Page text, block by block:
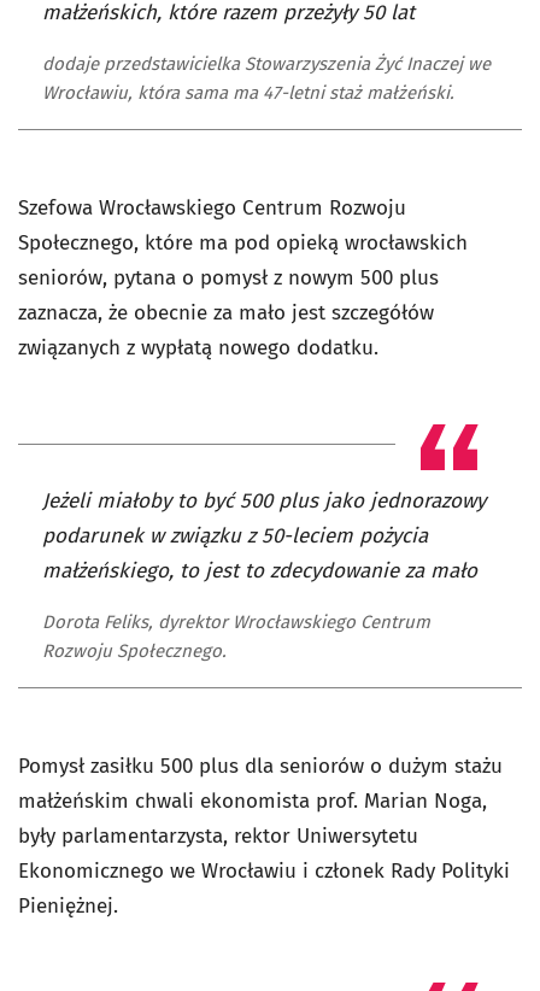
małżeńskich, które razem przeżyły 50 lat
dodaje przedstawicielka Stowarzyszenia Żyć Inaczej we
Wrocławiu, która sama ma 47-letni staż małżeński.
Szefowa Wrocławskiego Centrum Rozwoju
Społecznego, które ma pod opieką wrocławskich
seniorów, pytana o pomysł z nowym 500 plus
zaznacza, że obecnie za mało jest szczegółów
związanych z wypłatą nowego dodatku.
Jeżeli miałoby to być 500 plus jako jednorazowy
podarunek w związku z 50-leciem pożycia
małżeńskiego, to jest to zdecydowanie za mało
Dorota Feliks, dyrektor Wrocławskiego Centrum
Rozwoju Społecznego.
Pomysł zasiłku 500 plus dla seniorów o dużym stażu
małżeńskim chwali ekonomista prof. Marian Noga,
były parlamentarzysta, rektor Uniwersytetu
Ekonomicznego we Wrocławiu i członek Rady Polityki
Pieniężnej.